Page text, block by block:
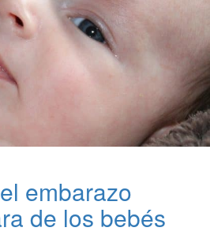
embarazo
de los bebés